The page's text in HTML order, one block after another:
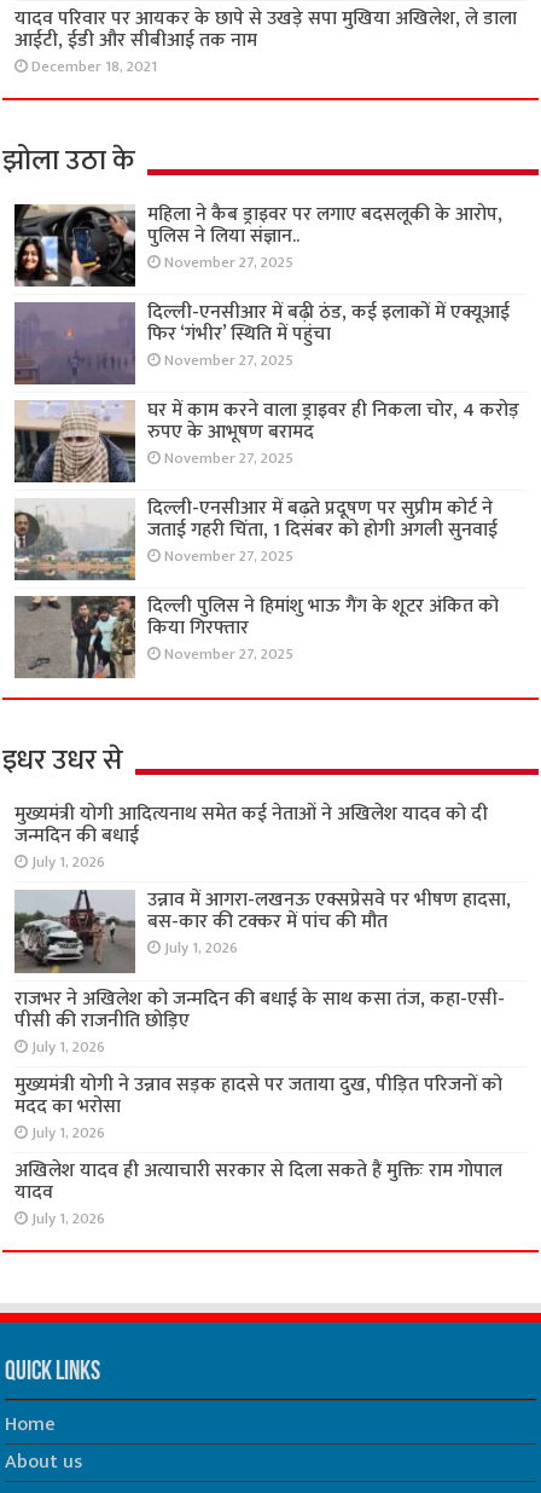
यादव परिवार पर आयकर के छापे से उखड़े सपा मुखिया अखिलेश, ले डाला
आईटी, ईडी और सीबीआई तक नाम
December 18, 2021
झोला उठा के
महिला ने कैब ड्राइवर पर लगाए बदसलूकी के आरोप,
पुलिस ने लिया संज्ञान..
November 27, 2025
दिल्ली-एनसीआर में बढ़ी ठंड, कई इलाकों में एक्यूआई
फिर ‘गंभीर’ स्थिति में पहुंचा
November 27, 2025
घर में काम करने वाला ड्राइवर ही निकला चोर, 4 करोड़
रुपए के आभूषण बरामद
November 27, 2025
दिल्ली-एनसीआर में बढ़ते प्रदूषण पर सुप्रीम कोर्ट ने
जताई गहरी चिंता, 1 दिसंबर को होगी अगली सुनवाई
November 27, 2025
दिल्ली पुलिस ने हिमांशु भाऊ गैंग के शूटर अंकित को
किया गिरफ्तार
November 27, 2025
इधर उधर से
मुख्यमंत्री योगी आदित्यनाथ समेत कई नेताओं ने अखिलेश यादव को दी
जन्मदिन की बधाई
July 1, 2026
उन्नाव में आगरा-लखनऊ एक्सप्रेसवे पर भीषण हादसा,
बस-कार की टक्कर में पांच की मौत
July 1, 2026
राजभर ने अखिलेश को जन्मदिन की बधाई के साथ कसा तंज, कहा-एसी-
पीसी की राजनीति छोड़िए
July 1, 2026
मुख्यमंत्री योगी ने उन्नाव सड़क हादसे पर जताया दुख, पीड़ित परिजनों को
मदद का भरोसा
July 1, 2026
अखिलेश यादव ही अत्याचारी सरकार से दिला सकते हैं मुक्तिः राम गोपाल
यादव
July 1, 2026
Quick Links
Home
About us